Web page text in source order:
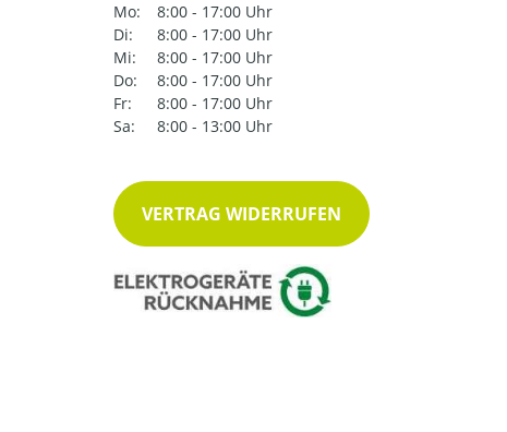
Mo:
8:00 - 17:00 Uhr
Di:
8:00 - 17:00 Uhr
Mi:
8:00 - 17:00 Uhr
Do:
8:00 - 17:00 Uhr
Fr:
8:00 - 17:00 Uhr
Sa:
8:00 - 13:00 Uhr
VERTRAG WIDERRUFEN